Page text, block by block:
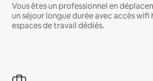
Vous êtes un professionnel en
un séjour longue durée avec accès
espaces de travail dédiés.